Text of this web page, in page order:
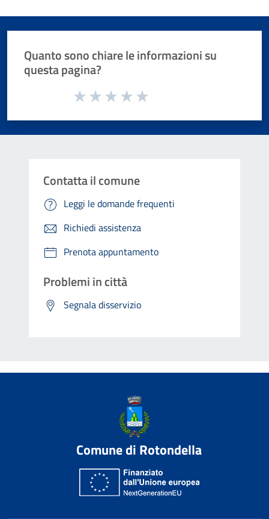
Quanto sono chiare le informazioni su
questa pagina?
Valuta da 1 a 5 stelle la pagina
Contatta il comune
Leggi le domande frequenti
Richiedi assistenza
Prenota appuntamento
Problemi in città
Segnala disservizio
Comune di Rotondella